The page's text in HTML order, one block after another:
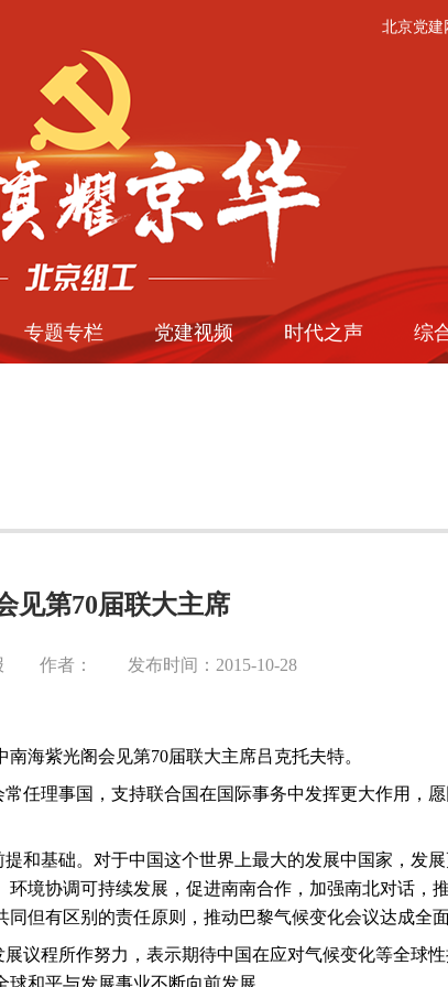
北京党建
专题专栏 党建视频 时代之声 综
见第70届联大主席
作者： 发布时间：2015-10-28
南海紫光阁会见第70届联大主席吕克托夫特。
任理事国，支持联合国在国际事务中发挥更大作用，
和基础。对于中国这个世界上最大的发展中国家，发
境协调可持续发展，促进南南合作，加强南北对话，
但有区别的责任原则，推动巴黎气候变化会议达成全
议程所作努力，表示期待中国在应对气候变化等全球
和平与发展事业不断向前发展。